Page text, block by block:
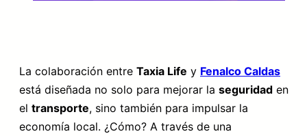
La colaboración entre Taxia Life y Fenalco Caldas
está diseñada no solo para mejorar la seguridad en
el transporte, sino también para impulsar la
economía local. ¿Cómo? A través de una